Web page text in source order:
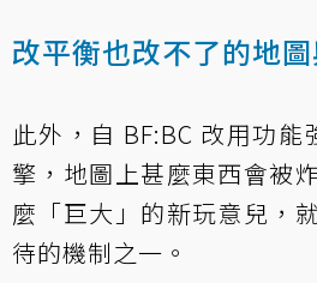
改平衡也改不了的地
此外，自 BF:BC 改用功
擎，地圖上甚麼東西會被
麼「巨大」的新玩意兒，
待的機制之一。